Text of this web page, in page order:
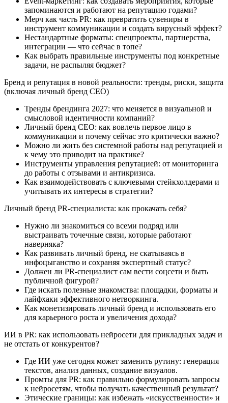
запоминаются и работают на репутацию годами?
Мерч как часть PR: как превратить сувениры в
инструмент коммуникации и создать вирусный эффект?
Нестандартные форматы: спецпроекты, партнерства,
интеграции — что сейчас в топе?
Как выбрать правильные инструменты под конкретные
задачи, не распыляя бюджет?
Бренд и репутация в новой реальности: тренды, риски, защита
(включая личный бренд CEO)
Тренды брендинга 2027: что меняется в визуальной и
смысловой идентичности компаний?
Личный бренд CEO: как вовлечь первое лицо в
коммуникации и почему сейчас это критически важно?
Можно ли жить без системной работы над репутацией и
к чему это приводит на практике?
Инструменты управления репутацией: от мониторинга
до работы с отзывами и антикризиса.
Как взаимодействовать с ключевыми стейкхолдерами и
учитывать их интересы в стратегии?
Личный бренд PR-специалиста: как прокачать себя?
Нужно ли знакомиться со всеми подряд или
выстраивать точечные связи, которые работают
наверняка?
Как развивать личный бренд, не скатываясь в
инфоцыганство и сохраняя экспертный статус?
Должен ли PR-специалист сам вести соцсети и быть
публичной фигурой?
Где искать полезные знакомства: площадки, форматы и
лайфхаки эффективного нетворкинга.
Как монетизировать личный бренд и использовать его
для карьерного роста и увеличения дохода?
ИИ в PR: как использовать нейросети для прикладных задач и
не отстать от конкурентов?
Где ИИ уже сегодня может заменить рутину: генерация
текстов, анализ данных, создание визуалов.
Промты для PR: как правильно формулировать запросы
к нейросетям, чтобы получать качественный результат?
Этические границы: как избежать «искусственности» и